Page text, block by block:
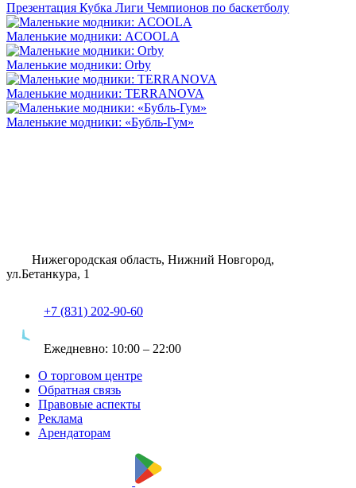
Презентация Кубка Лиги Чемпионов по баскетболу
Маленькие модники: ACOOLA
Маленькие модники: Orby
Маленькие модники: TERRANOVA
Маленькие модники: «Бубль-Гум»
Нижегородская область, Нижний Новгород,
ул.Бетанкура, 1
+7 (831) 202-90-60
Ежедневно: 10:00 – 22:00
О торговом центре
Обратная связь
Правовые аспекты
Реклама
Арендаторам